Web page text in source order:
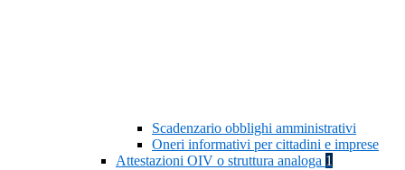
Scadenzario obblighi amministrativi
Oneri informativi per cittadini e imprese
Attestazioni OIV o struttura analoga 1